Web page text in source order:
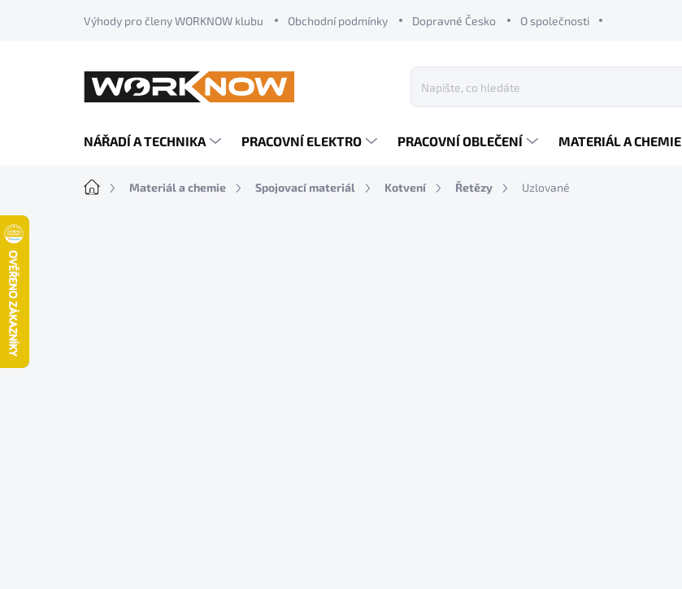
Výhody pro členy WORKNOW klubu Obchodní podmínky Dopravné Česko O společnosti
NÁŘADÍ A TECHNIKA PRACOVNÍ ELEKTRO PRACOVNÍ OBLEČENÍ MATERIÁL A CHEMIE
Domů Materiál a chemie Spojovací materiál Kotvení Řetězy Uzlované